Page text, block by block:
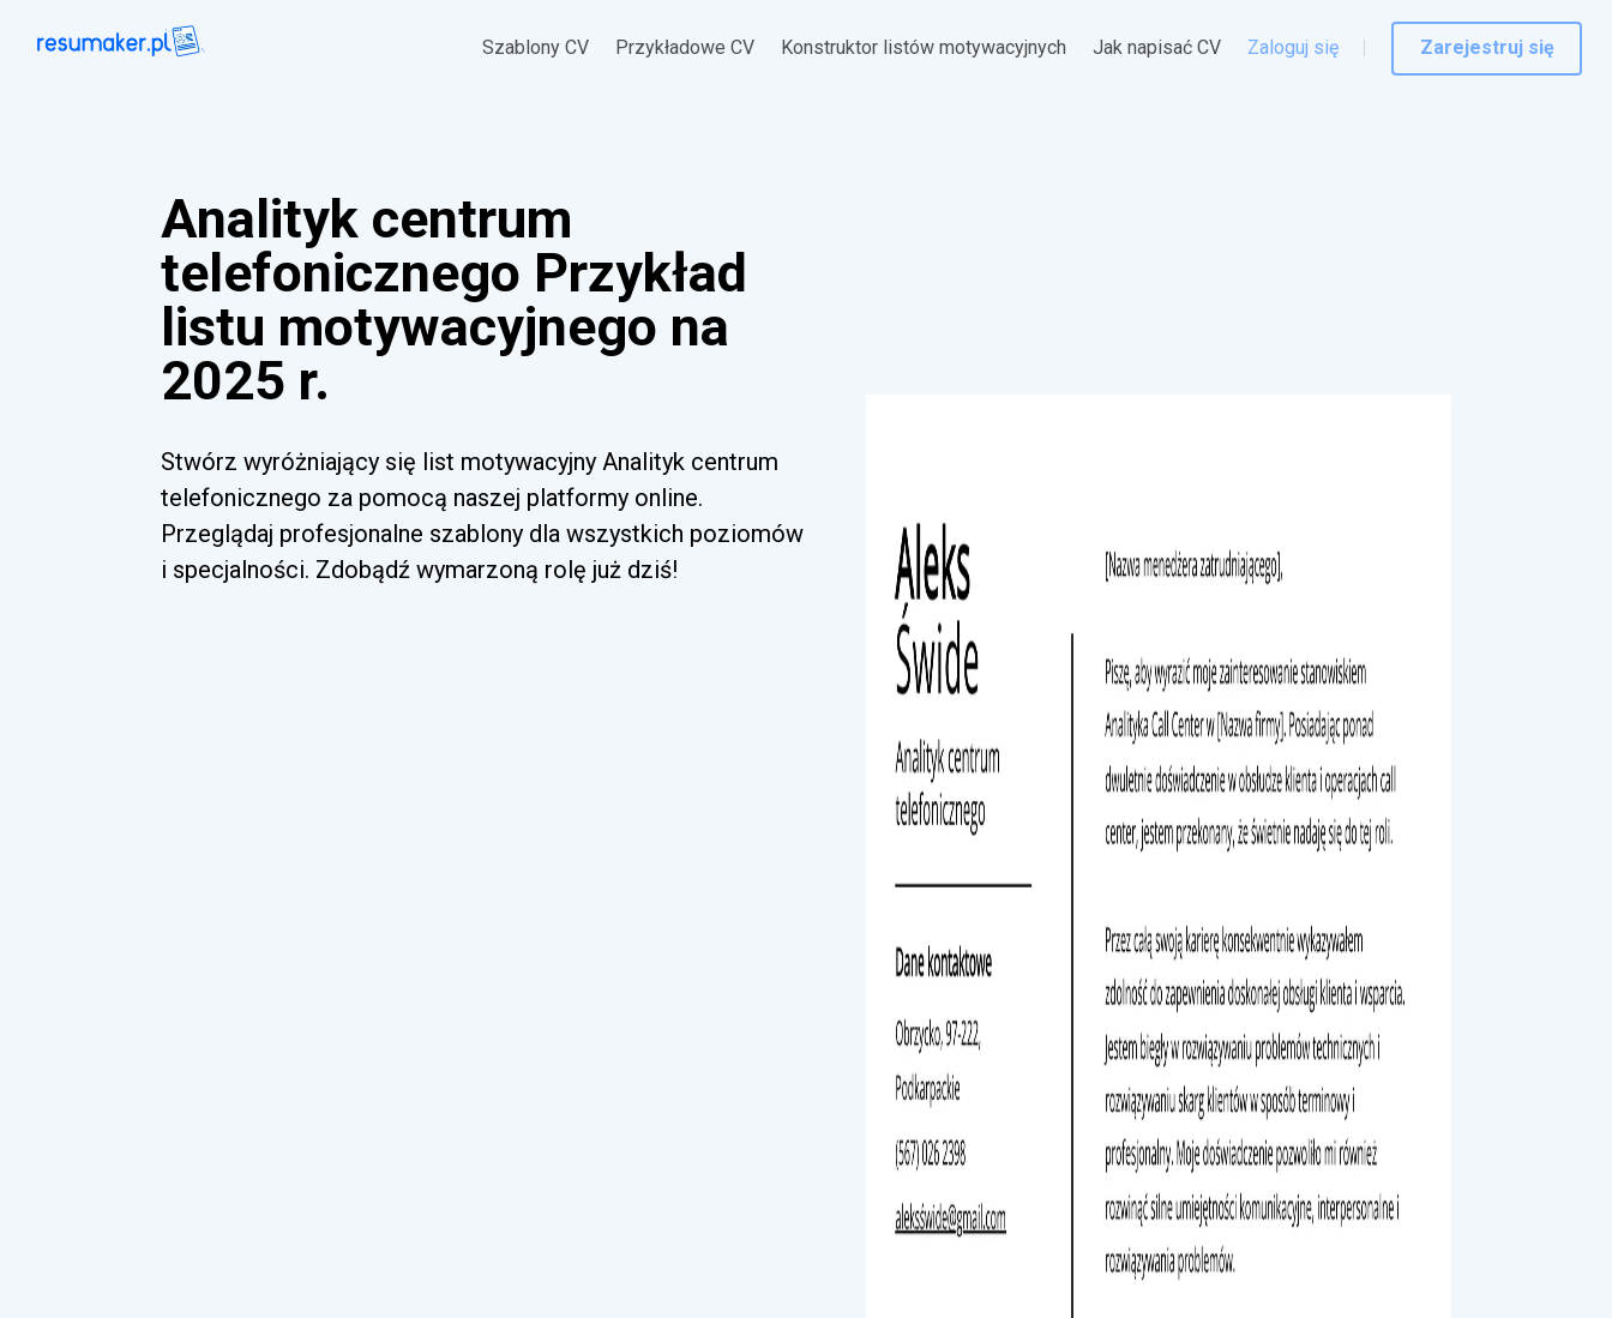
Szablony CV Przykładowe CV Konstruktor listów motywacyjnych Jak napisać CV Zaloguj się Zarejestruj się
Analityk centrum
telefonicznego Przykład
listu motywacyjnego na
2025 r.
Stwórz wyróżniający się list motywacyjny Analityk centrum
telefonicznego za pomocą naszej platformy online.
Przeglądaj profesjonalne szablony dla wszystkich poziomów
i specjalności. Zdobądź wymarzoną rolę już dziś!